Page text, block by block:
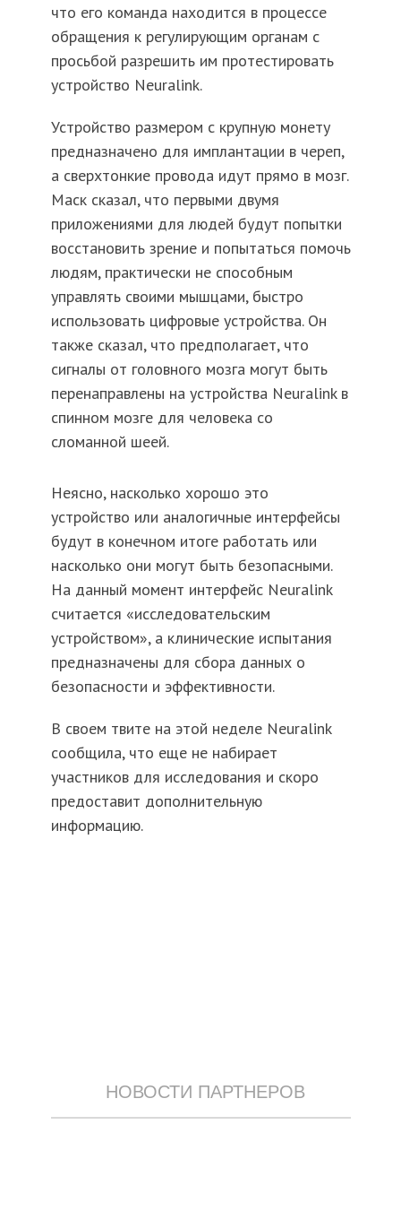
что его команда находится в процессе
обращения к регулирующим органам с
просьбой разрешить им протестировать
устройство Neuralink.
Устройство размером с крупную монету
предназначено для имплантации в череп,
а сверхтонкие провода идут прямо в мозг.
Маск сказал, что первыми двумя
приложениями для людей будут попытки
восстановить зрение и попытаться помочь
людям, практически не способным
управлять своими мышцами, быстро
использовать цифровые устройства. Он
также сказал, что предполагает, что
сигналы от головного мозга могут быть
перенаправлены на устройства Neuralink в
спинном мозге для человека со
сломанной шеей.
Неясно, насколько хорошо это
устройство или аналогичные интерфейсы
будут в конечном итоге работать или
насколько они могут быть безопасными.
На данный момент интерфейс Neuralink
считается «исследовательским
устройством», а клинические испытания
предназначены для сбора данных о
безопасности и эффективности.
В своем твите на этой неделе Neuralink
сообщила, что еще не набирает
участников для исследования и скоро
предоставит дополнительную
информацию.
НОВОСТИ ПАРТНЕРОВ